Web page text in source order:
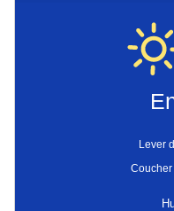
Lever
Coucher